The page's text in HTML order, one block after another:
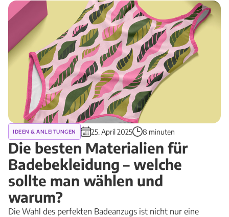
IDEEN & ANLEITUNGEN 25. April 2025 8 minuten
Die besten Materialien für
Badebekleidung – welche
sollte man wählen und
warum?
Die Wahl des perfekten Badeanzugs ist nicht nur eine